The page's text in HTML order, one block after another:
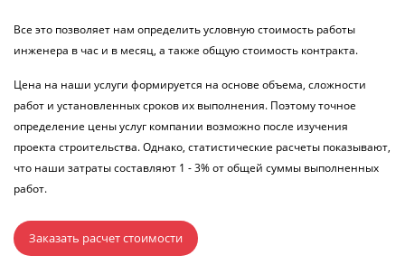
Все это позволяет нам определить условную стоимость работы
инженера в час и в месяц, а также общую стоимость контракта.
Цена на наши услуги формируется на основе объема, сложности
работ и установленных сроков их выполнения. Поэтому точное
определение цены услуг компании возможно после изучения
проекта строительства. Однако, статистические расчеты показывают,
что наши затраты составляют 1 - 3% от общей суммы выполненных
работ.
Заказать расчет стоимости